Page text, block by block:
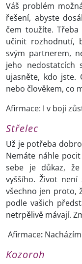
Váš problém
řešení, abyste
čem toužíte.
učinit rozhodnutí,
svým partnerem,
jeho nedostatcích
ujasněte, kdo jste.
nebo člověkem, co
Afirmace: I v boji
Střelec
Už je potřeba
Nemáte náhle
sebe je důkaz,
vyššího. Život
všechno jen proto,
podle vašich
netrpělivě mávají.
Afirmace:
Kozoroh